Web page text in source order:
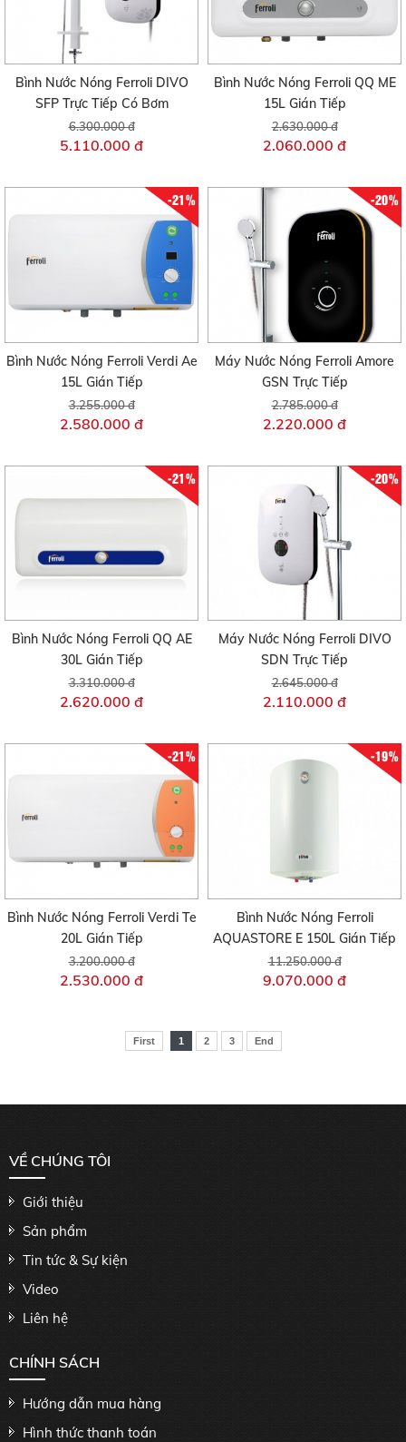
Bình Nước Nóng Ferroli DIVO
SFP Trực Tiếp Có Bơm
6.300.000 đ
5.110.000 đ
Bình Nước Nóng Ferroli QQ ME
15L Gián Tiếp
2.630.000 đ
2.060.000 đ
-21%
Bình Nước Nóng Ferroli Verdi Ae
15L Gián Tiếp
3.255.000 đ
2.580.000 đ
-20%
Máy Nước Nóng Ferroli Amore
GSN Trực Tiếp
2.785.000 đ
2.220.000 đ
-21%
Bình Nước Nóng Ferroli QQ AE
30L Gián Tiếp
3.310.000 đ
2.620.000 đ
-20%
Máy Nước Nóng Ferroli DIVO
SDN Trực Tiếp
2.645.000 đ
2.110.000 đ
-21%
Bình Nước Nóng Ferroli Verdi Te
20L Gián Tiếp
3.200.000 đ
2.530.000 đ
-19%
Bình Nước Nóng Ferroli
AQUASTORE E 150L Gián Tiếp
11.250.000 đ
9.070.000 đ
First 1 2 3 End
VỀ CHÚNG TÔI
Giới thiệu
Sản phẩm
Tin tức & Sự kiện
Video
Liên hệ
CHÍNH SÁCH
Hướng dẫn mua hàng
Hình thức thanh toán